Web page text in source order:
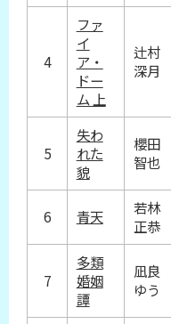
4
ファ
イ
ア・
ドー
ム 上
辻村
深月
5
失わ
れた
貌
櫻田
智也
6 青天
若林
正恭
7
多類
婚姻
譚
凪良
ゆう